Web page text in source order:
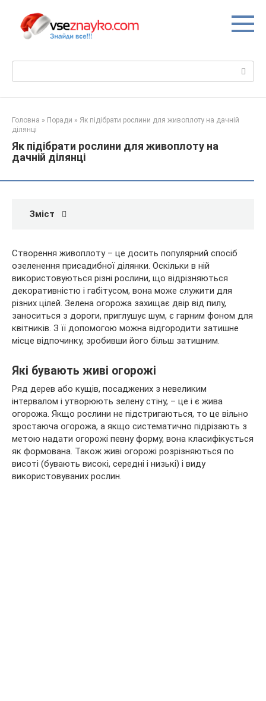
вмісту
Головна » Поради » Як підібрати рослини для живоплоту на дачній
ділянці
Як підібрати рослини для живоплоту на
дачній ділянці
Зміст
Створення живоплоту – це досить популярний спосіб
озеленення присадибної ділянки. Оскільки в ній
використовуються різні рослини, що відрізняються
декоративністю і габітусом, вона може служити для
різних цілей. Зелена огорожа захищає двір від пилу,
заноситься з дороги, приглушує шум, є гарним фоном для
квітників. З її допомогою можна відгородити затишне
місце відпочинку, зробивши його більш затишним.
Які бувають живі огорожі
Ряд дерев або кущів, посаджених з невеликим
інтервалом і утворюють зелену стіну, – це і є жива
огорожа. Якщо рослини не підстригаються, то це вільно
зростаюча огорожа, а якщо систематично підрізають з
метою надати огорожі певну форму, вона класифікується
як формована. Також живі огорожі розрізняються по
висоті (бувають високі, середні і низькі) і виду
використовуваних рослин.